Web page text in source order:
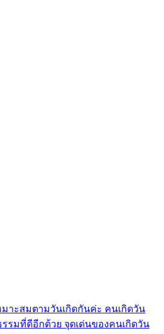
มาะสมตามวันเกิดกันค่ะ คนเกิดวัน
มที่ดีอีกด้วย จุดเด่นของคนเกิดวัน